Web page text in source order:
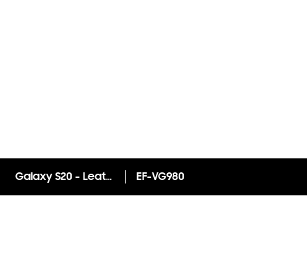
Galaxy S20 - Leather Cover EF-VG980